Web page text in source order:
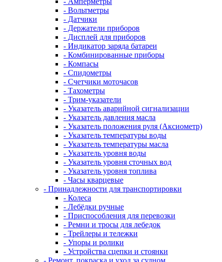
- Вольтметры
- Датчики
- Держатели приборов
- Дисплей для приборов
- Индикатор заряда батареи
- Комбинированные приборы
- Компасы
- Спидометры
- Счетчики моточасов
- Тахометры
- Трим-указатели
- Указатель аварийной сигнализации
- Указатель давления масла
- Указатель положения руля (Аксиометр)
- Указатель температуры воды
- Указатель температуры масла
- Указатель уровня воды
- Указатель уровня сточных вод
- Указатель уровня топлива
- Часы кварцевые
- Принадлежности для транспортировки
- Колеса
- Лебёдки ручные
- Приспособления для перевозки
- Ремни и тросы для лебедок
- Трейлеры и тележки
- Упоры и ролики
- Устройства сцепки и стоянки
- Ремонт, покраска и уход за судном